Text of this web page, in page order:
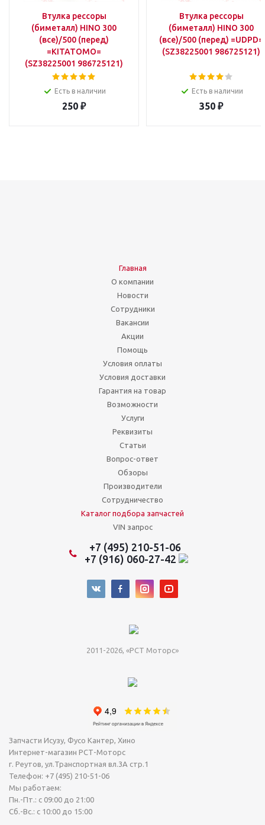
Втулка рессоры
(биметалл) HINO 300
(все)/500 (перед)
=KITATOMO=
(SZ38225001 986725121)
Есть в наличии
250 ₽
Втулка рессоры
(биметалл) HINO 300
(все)/500 (перед) =UDPD=
(SZ38225001 986725121)
Есть в наличии
350 ₽
Главная
О компании
Новости
Сотрудники
Вакансии
Акции
Помощь
Условия оплаты
Условия доставки
Гарантия на товар
Возможности
Услуги
Реквизиты
Статьи
Вопрос-ответ
Обзоры
Производители
Сотрудничество
Каталог подбора запчастей
VIN запрос
+7 (495) 210-51-06
+7 (916) 060-27-42
2011-2026, «РСТ Моторс»
Запчасти Исузу, Фусо Кантер, Хино
Интернет-магазин РСТ-Моторс
г. Реутов, ул.Транспортная вл.3А стр.1
Телефон: +7 (495) 210-51-06
Мы работаем:
Пн.-Пт.: с 09:00 до 21:00
Сб.-Вс.: с 10:00 до 15:00